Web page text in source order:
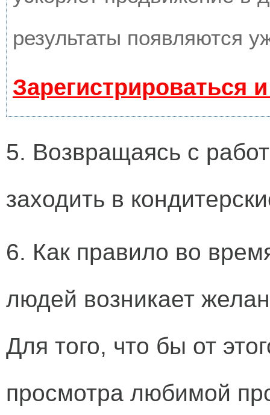
результаты появляются
Зарегистрироваться
5. Возвращаясь с
заходить в
6. Как правило во
людей возникает
Для того, что бы от
просмотра любимой